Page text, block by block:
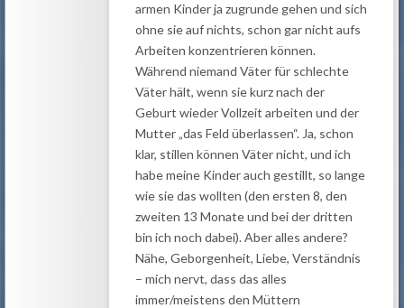
armen Kinder ja zugrunde gehen und sich
ohne sie auf nichts, schon gar nicht aufs
Arbeiten konzentrieren können.
Während niemand Väter für schlechte
Väter hält, wenn sie kurz nach der
Geburt wieder Vollzeit arbeiten und der
Mutter „das Feld überlassen“. Ja, schon
klar, stillen können Väter nicht, und ich
habe meine Kinder auch gestillt, so lange
wie sie das wollten (den ersten 8, den
zweiten 13 Monate und bei der dritten
bin ich noch dabei). Aber alles andere?
Nähe, Geborgenheit, Liebe, Verständnis
– mich nervt, dass das alles
immer/meistens den Müttern